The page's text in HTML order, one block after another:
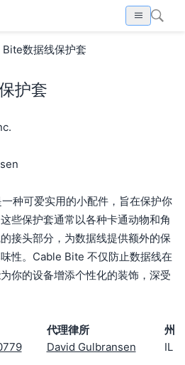
数据线保护套
护套
种可爱实用的小配件，旨在保护你
些保护套通常以各种卡通动物和角
接头部分，为数据线提供额外的保
性。Cable Bite 不仅防止数据线在
你的设备增添个性化的装饰，深受
代理律所
州
David Gulbransen IL